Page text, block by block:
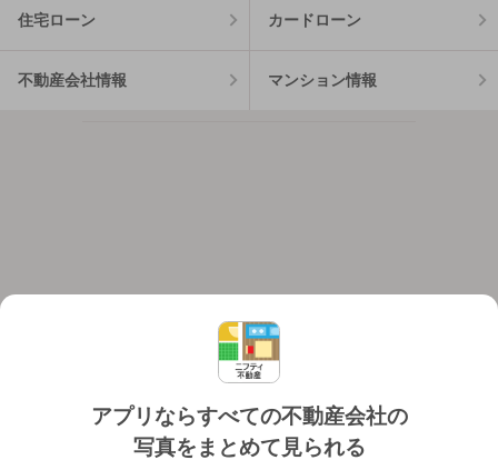
アプリならすべての不動産会社の
写真をまとめて見られる
住宅ローン カードローン
不動産会社情報 マンション情報
個人情報保護ポリシー 利用規約